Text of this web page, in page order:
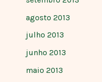
agosto 2013
julho 2013
junho 2013
maio 2013